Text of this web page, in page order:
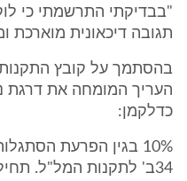
"בבדיקתי התרשמתי כי
תגובה דיכאונית
בהסתמך על קובץ
העריך המומחה את דרגת
כדלקמן:
10% בגין הפרעת